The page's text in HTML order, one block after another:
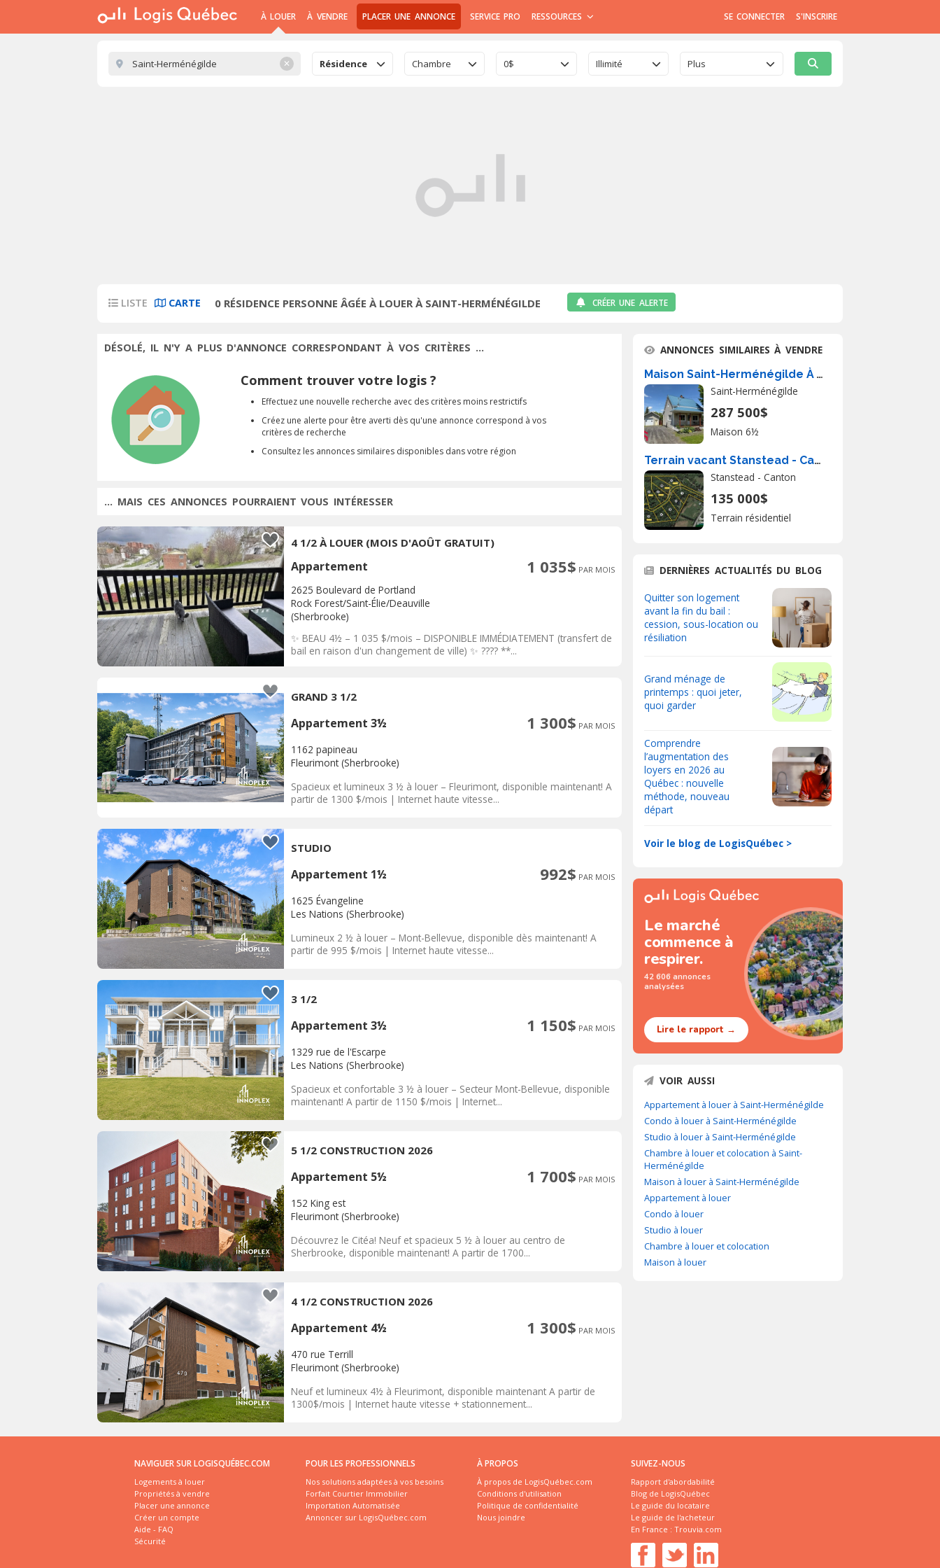
À LOUER À VENDRE PLACER UNE ANNONCE SERVICE PRO RESSOURCES SE CONNECTER S'INSCRIRE
✕ Résidence Personne âgée
Chambre 0$ Illimité Plus
LISTE CARTE 0 RÉSIDENCE PERSONNE ÂGÉE À LOUER À SAINT-HERMÉNÉGILDE CRÉER UNE ALERTE
DÉSOLÉ, IL N'Y A PLUS D'ANNONCE CORRESPONDANT À VOS CRITÈRES ...
Comment trouver votre logis ?
Effectuez une nouvelle recherche avec des critères moins restrictifs
Créez une alerte pour être averti dès qu'une annonce correspond à vos
critères de recherche
Consultez les annonces similaires disponibles dans votre région
... MAIS CES ANNONCES POURRAIENT VOUS INTÉRESSER
4 1/2 À LOUER (MOIS D'AOÛT GRATUIT)
Appartement 1 035$ PAR MOIS
2625 Boulevard de Portland
Rock Forest/Saint-Élie/Deauville
(Sherbrooke)
✨ BEAU 4½ – 1 035 $/mois – DISPONIBLE IMMÉDIATEMENT (transfert de
bail en raison d'un changement de ville) ✨ ???? **...
GRAND 3 1/2
Appartement 3½ 1 300$ PAR MOIS
1162 papineau
Fleurimont (Sherbrooke)
Spacieux et lumineux 3 ½ à louer – Fleurimont, disponible maintenant! A
partir de 1300 $/mois | Internet haute vitesse...
STUDIO
Appartement 1½ 992$ PAR MOIS
1625 Évangeline
Les Nations (Sherbrooke)
Lumineux 2 ½ à louer – Mont-Bellevue, disponible dès maintenant! A
partir de 995 $/mois | Internet haute vitesse...
3 1/2
Appartement 3½ 1 150$ PAR MOIS
1329 rue de l'Escarpe
Les Nations (Sherbrooke)
Spacieux et confortable 3 ½ à louer – Secteur Mont-Bellevue, disponible
maintenant! A partir de 1150 $/mois | Internet...
5 1/2 CONSTRUCTION 2026
Appartement 5½ 1 700$ PAR MOIS
152 King est
Fleurimont (Sherbrooke)
Découvrez le Citéa! Neuf et spacieux 5 ½ à louer au centro de
Sherbrooke, disponible maintenant! A partir de 1700...
4 1/2 CONSTRUCTION 2026
Appartement 4½ 1 300$ PAR MOIS
470 rue Terrill
Fleurimont (Sherbrooke)
Neuf et lumineux 4½ à Fleurimont, disponible maintenant A partir de
1300$/mois | Internet haute vitesse + stationnement...
ANNONCES SIMILAIRES À VENDRE
Maison Saint-Herménégilde À Vendre
Saint-Herménégilde
287 500$
Maison 6½
Terrain vacant Stanstead - Canton À Vendre
Stanstead - Canton
135 000$
Terrain résidentiel
DERNIÈRES ACTUALITÉS DU BLOG
Quitter son logement
avant la fin du bail :
cession, sous-location ou
résiliation
Grand ménage de
printemps : quoi jeter,
quoi garder
Comprendre
l’augmentation des
loyers en 2026 au
Québec : nouvelle
méthode, nouveau
départ
Voir le blog de LogisQuébec >
Le marché
commence à
respirer.
42 606 annonces
analysées
Lire le rapport →
VOIR AUSSI
Appartement à louer à Saint-Herménégilde
Condo à louer à Saint-Herménégilde
Studio à louer à Saint-Herménégilde
Chambre à louer et colocation à Saint-
Herménégilde
Maison à louer à Saint-Herménégilde
Appartement à louer
Condo à louer
Studio à louer
Chambre à louer et colocation
Maison à louer
NAVIGUER SUR LOGISQUÉBEC.COM
Logements à louer
Propriétés à vendre
Placer une annonce
Créer un compte
Aide - FAQ
Sécurité
POUR LES PROFESSIONNELS
Nos solutions adaptées à vos besoins
Forfait Courtier Immobilier
Importation Automatisée
Annoncer sur LogisQuébec.com
À PROPOS
À propos de LogisQuébec.com
Conditions d'utilisation
Politique de confidentialité
Nous joindre
SUIVEZ-NOUS
Rapport d'abordabilité
Blog de LogisQuébec
Le guide du locataire
Le guide de l'acheteur
En France : Trouvia.com